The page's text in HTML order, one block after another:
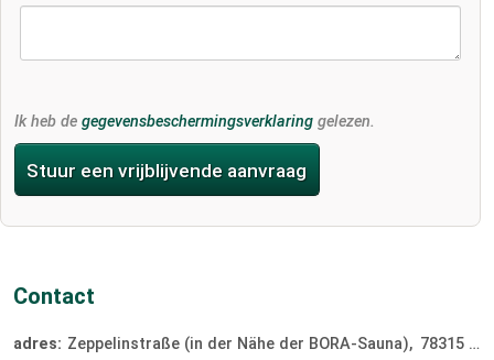
Ik heb de gegevensbeschermingsverklaring gelezen.
Stuur een vrijblijvende aanvraag
Contact
adres: Zeppelinstraße (in der Nähe der BORA-Sauna) 78315